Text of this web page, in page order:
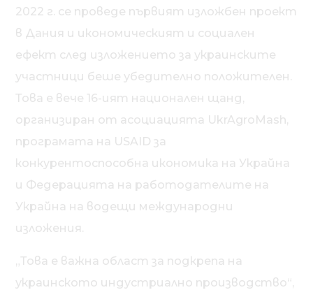
2022 г. се проведе първият изложбен проект
в Дания и икономическият и социален
ефект след изложението за украинските
участници беше убедително положителен.
Това е вече 16-ият национален щанд,
организиран от асоциацията UkrAgroMash,
програмата на USAID за
конкурентоспособна икономика на Украйна
и Федерацията на работодателите на
Украйна на водещи международни
изложения.
„Това е важна област за подкрепа на
украинското индустриално производство“,